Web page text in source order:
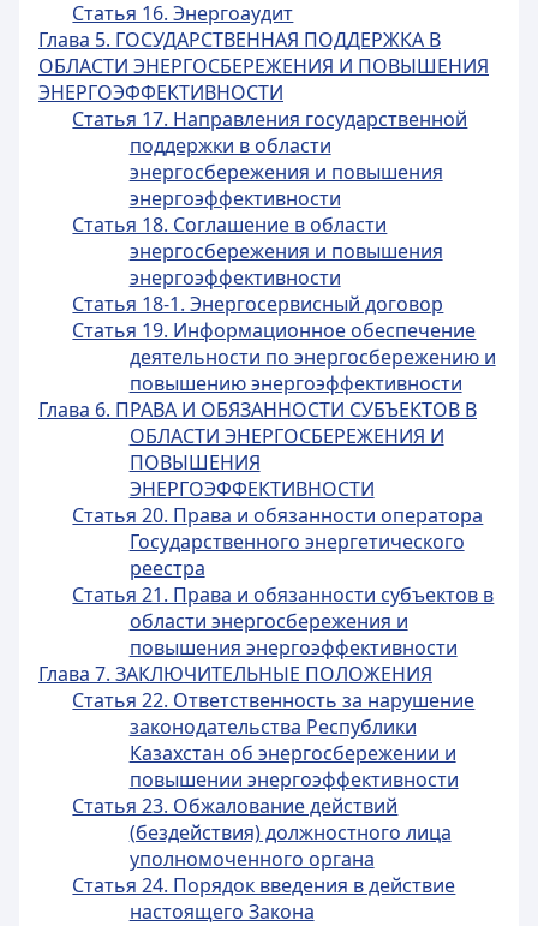
Статья 16. Энергоаудит
Глава 5. ГОСУДАРСТВЕННАЯ ПОДДЕРЖКА В
ОБЛАСТИ ЭНЕРГОСБЕРЕЖЕНИЯ И ПОВЫШЕНИЯ
ЭНЕРГОЭФФЕКТИВНОСТИ
Статья 17. Направления государственной
поддержки в области
энергосбережения и повышения
энергоэффективности
Статья 18. Соглашение в области
энергосбережения и повышения
энергоэффективности
Статья 18-1. Энергосервисный договор
Статья 19. Информационное обеспечение
деятельности по энергосбережению и
повышению энергоэффективности
Глава 6. ПРАВА И ОБЯЗАННОСТИ СУБЪЕКТОВ В
ОБЛАСТИ ЭНЕРГОСБЕРЕЖЕНИЯ И
ПОВЫШЕНИЯ
ЭНЕРГОЭФФЕКТИВНОСТИ
Статья 20. Права и обязанности оператора
Государственного энергетического
реестра
Статья 21. Права и обязанности субъектов в
области энергосбережения и
повышения энергоэффективности
Глава 7. ЗАКЛЮЧИТЕЛЬНЫЕ ПОЛОЖЕНИЯ
Статья 22. Ответственность за нарушение
законодательства Республики
Казахстан об энергосбережении и
повышении энергоэффективности
Статья 23. Обжалование действий
(бездействия) должностного лица
уполномоченного органа
Статья 24. Порядок введения в действие
настоящего Закона